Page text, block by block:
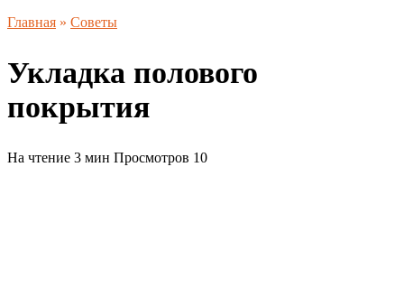
Главная » Советы
Укладка полового
покрытия
На чтение 3 мин Просмотров 10